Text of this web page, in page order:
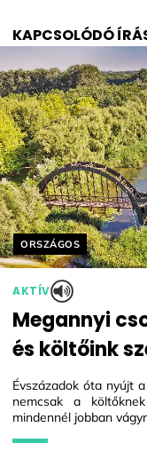
KAPCSOLÓDÓ
Helyszín címkék:
ORSZÁGOS
AKTÍV
Megannyi
és költőink
Évszázadok óta nyújt
nemcsak a
mindennél jobban